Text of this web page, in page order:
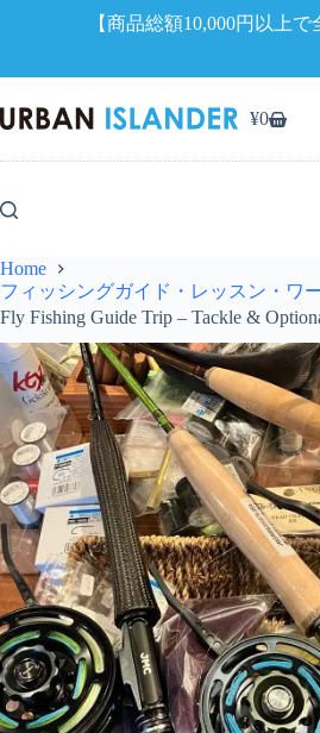
【商品総額10,000円以上で
ン
ン
へ
キ
ッ
プ
シ
ー
ト
¥0
Home
フィッシングガイド・レッスン・ワ
Fly Fishing Guide Trip – Tackle &